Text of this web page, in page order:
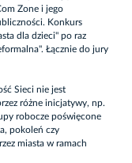
Zone i jego
Konkurs
dla dzieci" po raz
Łącznie do jury
Sieci nie jest
różne inicjatywy, np.
robocze poświęcone
pokoleń czy
miasta w ramach